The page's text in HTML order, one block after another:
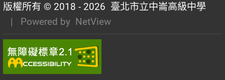
版權所有 © 2018 - 2026 臺北市立中崙高級中學
| Powered by NetView